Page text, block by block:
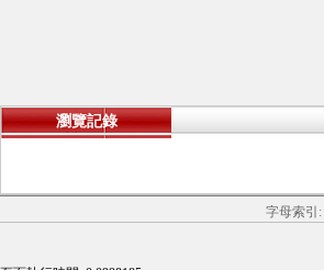
瀏覽記錄
字母索引: